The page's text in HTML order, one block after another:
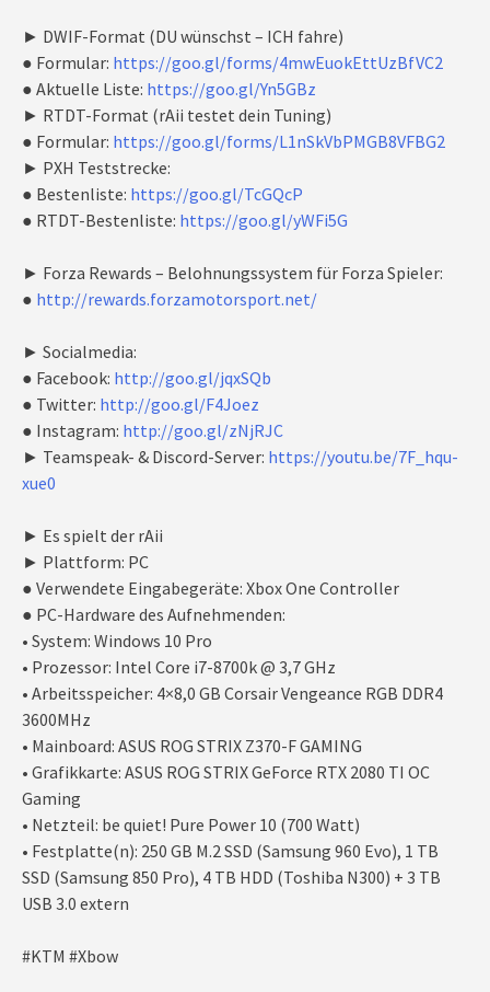
► DWIF-Format (DU wünschst – ICH fahre)
● Formular: https://goo.gl/forms/4mwEuokEttUzBfVC2
● Aktuelle Liste: https://goo.gl/Yn5GBz
► RTDT-Format (rAii testet dein Tuning)
● Formular: https://goo.gl/forms/L1nSkVbPMGB8VFBG2
► PXH Teststrecke:
● Bestenliste: https://goo.gl/TcGQcP
● RTDT-Bestenliste: https://goo.gl/yWFi5G
► Forza Rewards – Belohnungssystem für Forza Spieler:
● http://rewards.forzamotorsport.net/
► Socialmedia:
● Facebook: http://goo.gl/jqxSQb
● Twitter: http://goo.gl/F4Joez
● Instagram: http://goo.gl/zNjRJC
► Teamspeak- & Discord-Server: https://youtu.be/7F_hqu-
xue0
► Es spielt der rAii
► Plattform: PC
● Verwendete Eingabegeräte: Xbox One Controller
● PC-Hardware des Aufnehmenden:
• System: Windows 10 Pro
• Prozessor: Intel Core i7-8700k @ 3,7 GHz
• Arbeitsspeicher: 4×8,0 GB Corsair Vengeance RGB DDR4
3600MHz
• Mainboard: ASUS ROG STRIX Z370-F GAMING
• Grafikkarte: ASUS ROG STRIX GeForce RTX 2080 TI OC
Gaming
• Netzteil: be quiet! Pure Power 10 (700 Watt)
• Festplatte(n): 250 GB M.2 SSD (Samsung 960 Evo), 1 TB
SSD (Samsung 850 Pro), 4 TB HDD (Toshiba N300) + 3 TB
USB 3.0 extern
#KTM #Xbow